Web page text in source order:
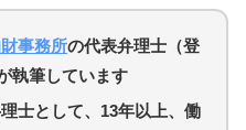
事務所の代表弁理士（登
執筆しています
士として、13年以上、働